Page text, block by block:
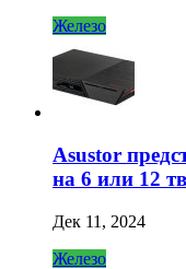
Железо
Asustor
на 6 или 12
Дек 11, 2024
Железо